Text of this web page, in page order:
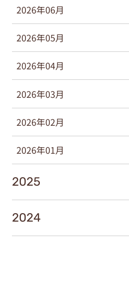
2026年06月
2026年05月
2026年04月
2026年03月
2026年02月
2026年01月
2025
2024